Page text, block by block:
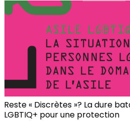
Reste « Discrètes »? La dure
LGBTIQ+ pour une protection